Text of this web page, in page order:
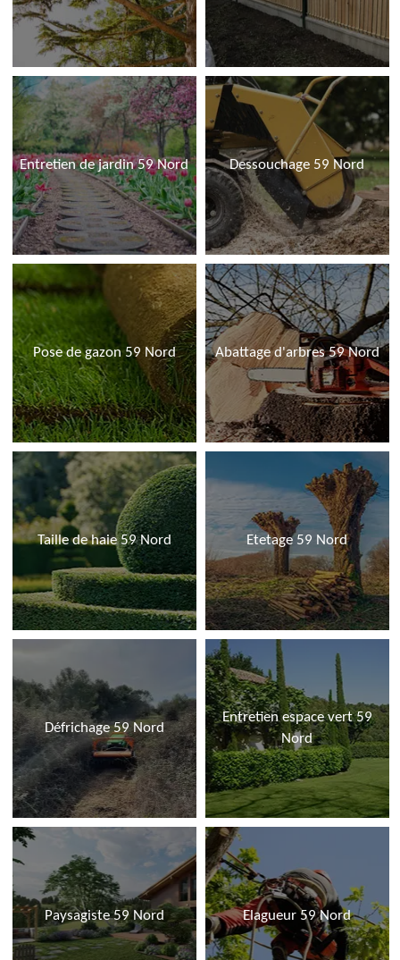
Entretien de jardin 59 Nord Dessouchage 59 Nord
Pose de gazon 59 Nord Abattage d'arbres 59 Nord
Taille de haie 59 Nord Etetage 59 Nord
Défrichage 59 Nord
Entretien espace vert 59
Nord
Paysagiste 59 Nord Elagueur 59 Nord